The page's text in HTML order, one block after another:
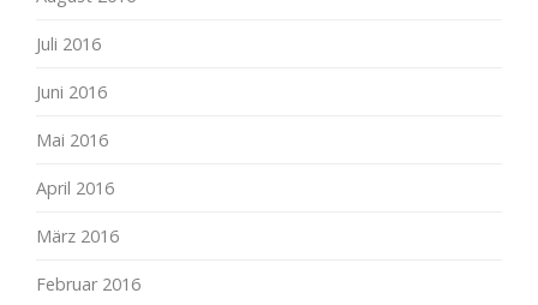
Juli 2016
Juni 2016
Mai 2016
April 2016
März 2016
Februar 2016